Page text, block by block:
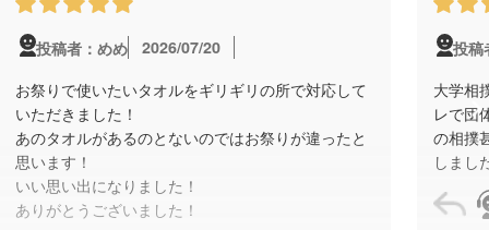
投稿者：めめ
2026/07/20
お祭りで使いたいタオルをギリギリの所で対応して
いただきました！
あのタオルがあるのとないのではお祭りが違ったと
思います！
いい思い出になりました！
ありがとうございました！
投稿
大学相
レで団
の相撲
しまし